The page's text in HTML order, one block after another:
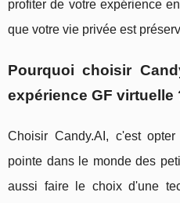
profiter de votre expérience
que votre vie privée est
Pourquoi choisir
expérience GF virtuelle
Choisir Candy.AI, c'est
pointe dans le monde des
aussi faire le choix d'une